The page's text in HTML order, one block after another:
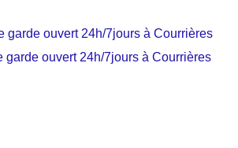
garde ouvert 24h/7jours à Courrières
garde ouvert 24h/7jours à Courrières